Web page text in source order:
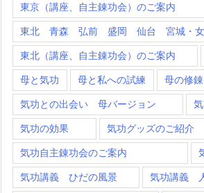
東京（講座、自主錬功会）のご案内
東北 青森 弘前 盛岡 仙台 宮城・女
東北（講座、自主錬功会）のご案内
母と気功 母と私への試練 母の修錬
気功との出会い 母バージョン
気功の効果 気功グッズのご紹介
気功自主錬功会のご案内
気功講義 ひだの風景 気功講義